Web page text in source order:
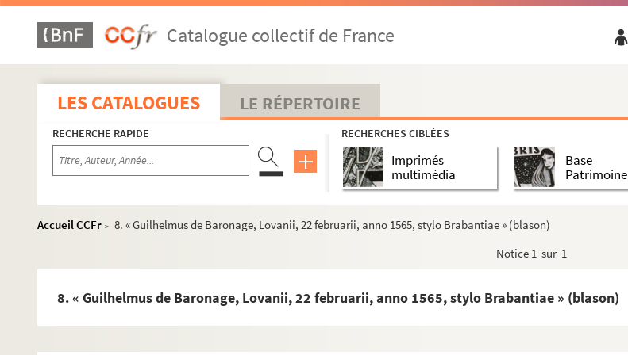
Catalogue collectif de France
LES CATALOGUES LE RÉPERTOIRE
RECHERCHE RAPIDE RECHERCHES CIBLÉES
Imprimés
multimédia
Base
Patrimoine
Accueil CCFr > 8. « Guilhelmus de Baronage, Lovanii, 22 februarii, anno 1565, stylo Brabantiae » (blason)
Notice 1 sur 1
8. « Guilhelmus de Baronage, Lovanii, 22 februarii, anno 1565, stylo Brabantiae » (blason)
Ms 1190. « Recherches curieuses tiréez des archives de l'archevesché de Besançon »
Ms 1193. « Nobiliaire de Franche-Comté : répertoire selon l'ordre alphabétique des annoblissements, pouvoir d...